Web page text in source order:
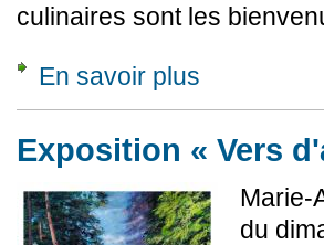
culinaires sont les
En savoir plus
Exposition « Vers
Marie-
du